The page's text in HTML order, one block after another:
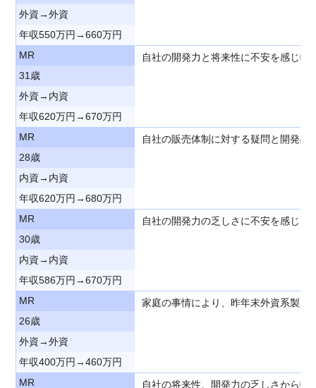
外資→外資
年収550万円→660万円
MR
自社の開発力と将来性に不安を感じ
31歳
外資→内資
年収620万円→670万円
MR
自社の販売体制に対する疑問と開発
28歳
内資→内資
年収620万円→680万円
MR
自社の開発力の乏しさに不安を感じ
30歳
内資→内資
年収586万円→670万円
MR
家庭の事情により、昨年末外資系製薬
26歳
外資→外資
年収400万円→460万円
MR
自社の将来性、開発力の乏しさから